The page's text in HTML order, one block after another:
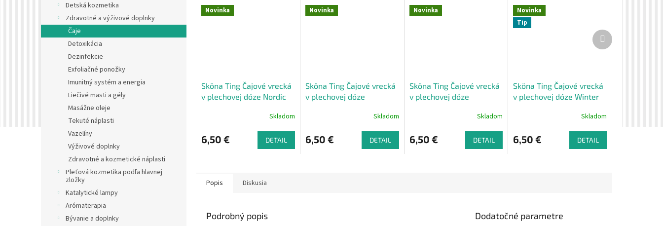
Detská kozmetika
Zdravotné a výživové doplnky
Čaje
Detoxikácia
Dezinfekcie
Exfoliačné ponožky
Imunitný systém a energia
Liečivé masti a gély
Masážne oleje
Tekuté náplasti
Vazelíny
Výživové doplnky
Zdravotné a kozmetické náplasti
Pleťová kozmetika podľa hlavnej
zložky
Katalytické lampy
Arómaterapia
Bývanie a doplnky
Novinka
Sköna Ting Čajové vrecká
v plechovej dóze Nordic
Skladom
6,50 € DETAIL
Novinka
Sköna Ting Čajové vrecká
v plechovej dóze
Skladom
6,50 € DETAIL
Novinka
Sköna Ting Čajové vrecká
v plechovej dóze
Skladom
6,50 € DETAIL
Novinka
Tip
Sköna Ting Čajové vrecká
v plechovej dóze Winter
Skladom
6,50 € DETAIL
Ďalší
produkt
Popis Diskusia
Podrobný popis Dodatočné parametre